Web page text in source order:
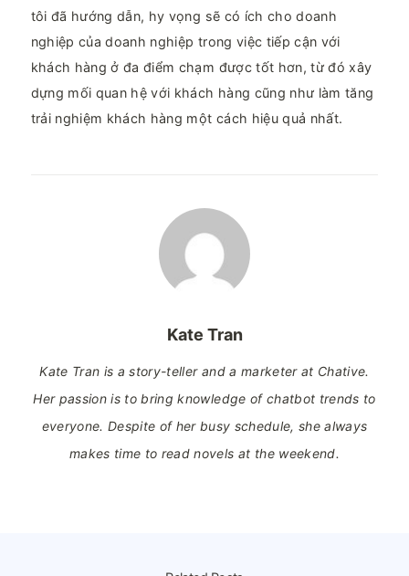
tôi đã hướng dẫn, hy vọng sẽ có ích cho doanh
nghiệp của doanh nghiệp trong việc tiếp cận với
khách hàng ở đa điểm chạm được tốt hơn, từ đó xây
dựng mối quan hệ với khách hàng cũng như làm tăng
trải nghiệm khách hàng một cách hiệu quả nhất.
Kate Tran
Kate Tran is a story-teller and a marketer at Chative.
Her passion is to bring knowledge of chatbot trends to
everyone. Despite of her busy schedule, she always
makes time to read novels at the weekend.